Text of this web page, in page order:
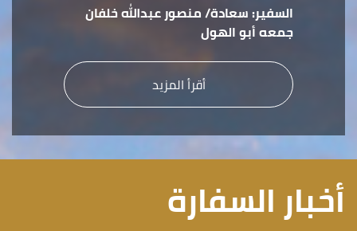
السفير: سعادة/ منصور عبدالله خلفان
جمعه أبو الهول
أقرأ المزيد
أخبار السفارة